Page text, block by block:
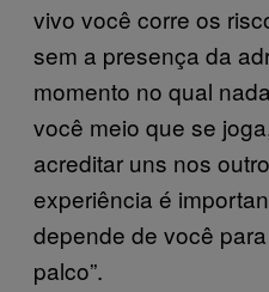
vivo você corre os
sem a presença da
momento no qual
você meio que se
acreditar uns nos
experiência é
depende de você
palco”.